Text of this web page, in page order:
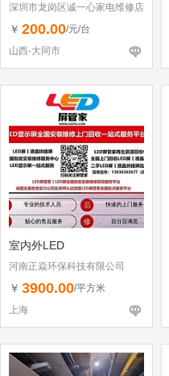
深圳市龙岗区诚一心家电维修店
（个体工商户）
￥ 200.00/元/台
山西-大同市
室内外LED
河南正焱环保科技有限公司
￥ 3900.00/平方米
上海